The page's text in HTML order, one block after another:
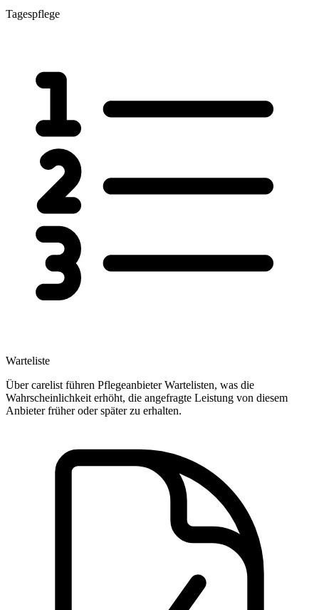
Tagespflege
Warteliste
Über carelist führen Pflegeanbieter Wartelisten, was die
Wahrscheinlichkeit erhöht, die angefragte Leistung von diesem
Anbieter früher oder später zu erhalten.